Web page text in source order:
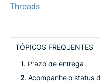
Threads
TÓPICOS FREQUENTES
1. Prazo de entrega
2. Acompanhe o status